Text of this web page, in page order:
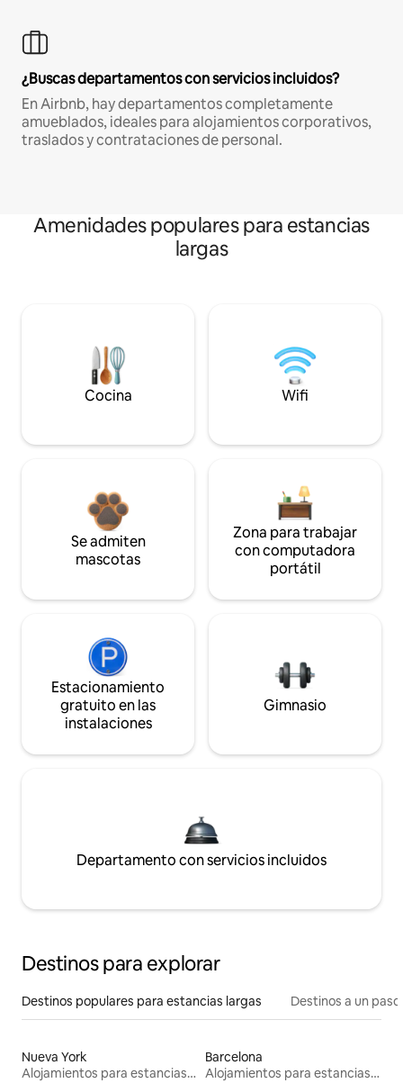
¿Buscas departamentos con servicios incluidos?
En Airbnb, hay departamentos completamente
amueblados, ideales para alojamientos corporativos,
traslados y contrataciones de personal.
Amenidades populares para estancias
largas
Cocina Wifi
Se admiten
mascotas
Zona para trabajar
con computadora
portátil
Estacionamiento
gratuito en las
instalaciones
Gimnasio
Departamento con servicios incluidos
Destinos para explorar
Destinos populares para estancias largas Destinos a un
Nueva York
Alojamientos para estancias largas
Barcelona
Alojamientos para estancias largas